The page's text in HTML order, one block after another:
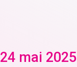
24 mai 2025